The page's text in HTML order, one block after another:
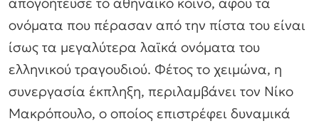
ονόματα που πέρασαν από την πίστα του είναι
ίσως τα μεγαλύτερα λαϊκά ονόματα του
ελληνικού τραγουδιού. Φέτος το χειμώνα, η
συνεργασία έκπληξη, περιλαμβάνει τον Νίκο
Μακρόπουλο, ο οποίος επιστρέφει δυναμικά